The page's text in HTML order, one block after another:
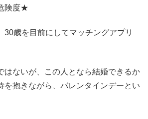
度★
30歳を目前にしてマッチングアプリ
はないが、この人となら結婚できるか
を抱きながら、バレンタインデーとい